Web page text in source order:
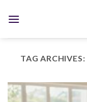
TAG ARCHIVES: